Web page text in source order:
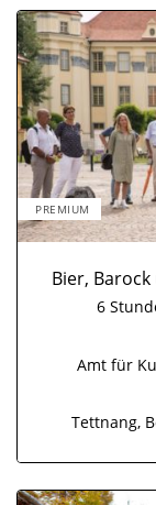
PREMIUM
Bier,
6
Amt für
Tettnang,